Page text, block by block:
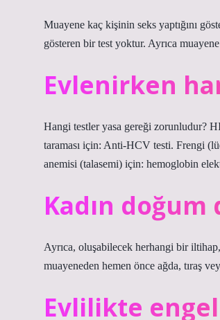
Muayene kaç kişinin seks yaptığını
gösteren bir test yoktur. Ayrıca
Evlenirken
Hangi testler yasa gereği zorunludur?
taraması için: Anti-HCV testi. Frengi
anemisi (talasemi) için: hemoglobin
Kadın
Ayrıca, oluşabilecek herhangi bir
muayeneden hemen önce ağda, tıraş
Evlilikte